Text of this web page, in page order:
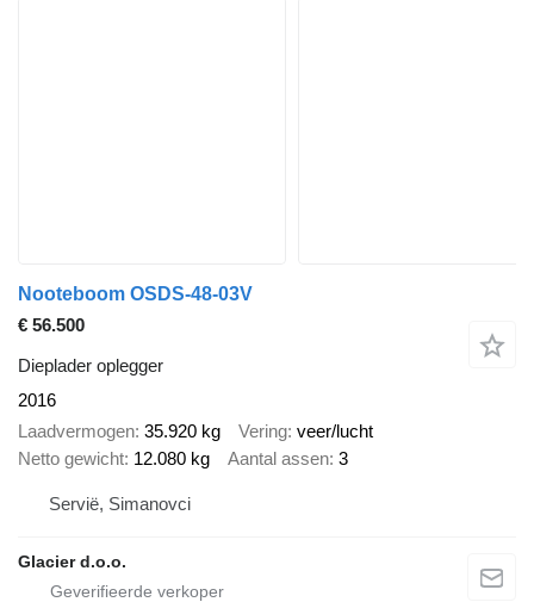
Nooteboom OSDS-48-03V
€ 56.500
Dieplader oplegger
2016
Laadvermogen 35.920 kg Vering veer/lucht
Netto gewicht 12.080 kg Aantal assen 3
Servië, Simanovci
Glacier d.o.o.